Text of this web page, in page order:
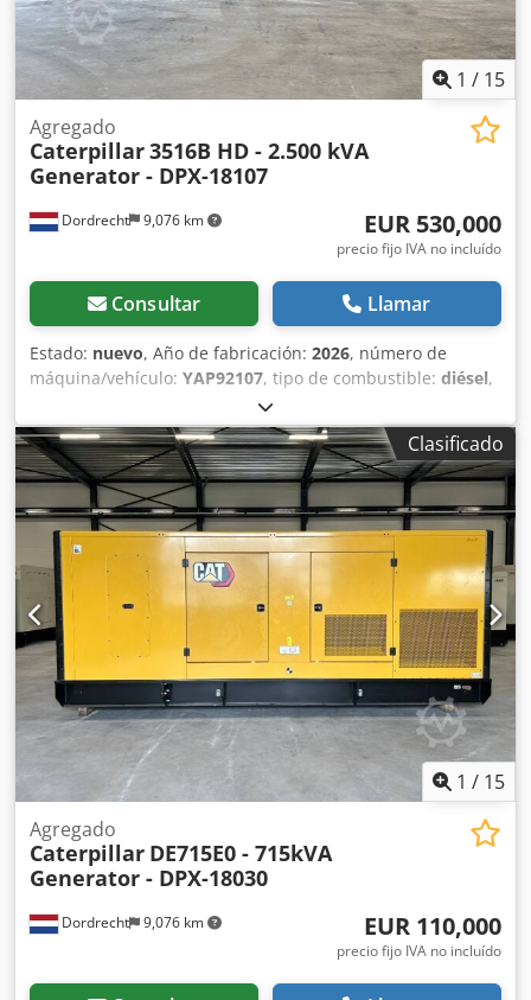
1 / 15
Dordrecht 9,076 km
Agregado
Caterpillar3516B HD - 2.500 kVA
Generator - DPX-18107
EUR 530,000
precio fijo IVA no incluído
Consultar Llamar
Estado: nuevo, Año de fabricación: 2026, número de
máquina/vehículo: YAP92107, tipo de combustible: diésel,
Caterpillar 3516B HD
uso: Construcción Peso en vacío: 18.290 kg Potencia del
generador: 2.500 kVA Dimensiones del espacio de carga:
638 x 229 x 237 cm Certificación CE: sí Póngase en contacto
con el equipo de DPX para obtener más información. =
Opciones y accesorios adicionales = - Panel de control
Dedpfx Ajy R I D Sel Njck
Clasificado
1 / 15
Dordrecht 9,076 km
Agregado
Caterpillar DE715E0 - 715kVA
Generator - DPX-18030
EUR 110,000
precio fijo IVA no incluído